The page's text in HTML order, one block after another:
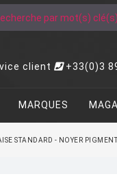
client +33(0)3
MARQUES
STANDARD - NOYER